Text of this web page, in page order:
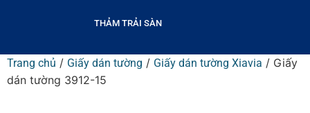
THẢM TRẢI SÀN
Trang chủ / Giấy dán tường / Giấy dán tường Xiavia / Giấy
dán tường 3912-15